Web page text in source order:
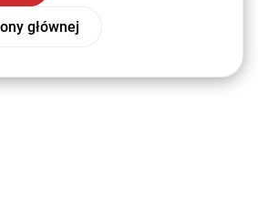
głównej